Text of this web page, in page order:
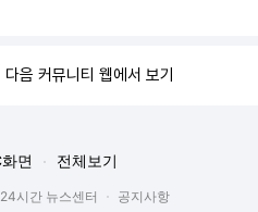
음 커뮤니티 웹에서 보기
면 전체보기
24시간 뉴스센터
공지사항